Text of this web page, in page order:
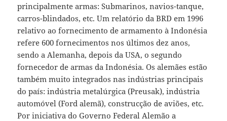
principalmente armas: Submarinos, navios-tanque,
carros-blindados, etc. Um relatório da BRD em 1996
relativo ao fornecimento de armamento à Indonésia
refere 600 fornecimentos nos últimos dez anos,
sendo a Alemanha, depois da USA, o segundo
fornecedor de armas da Indonésia. Os alemães estão
também muito integrados nas indústrias principais
do país: indústria metalúrgica (Preusak), indústria
automóvel (Ford alemã), construcção de aviões, etc.
Por iniciativa do Governo Federal Alemão a